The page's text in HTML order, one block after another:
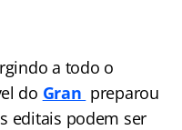
a todo o
do Gran preparou
editais podem ser